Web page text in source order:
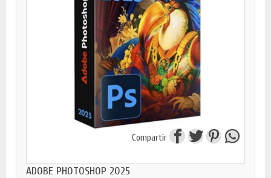
Compartir
ADOBE PHOTOSHOP 2025